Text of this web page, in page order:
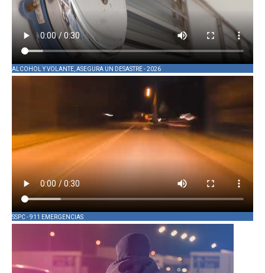
ALCOHOL Y VOLANTE, ASEGURA UN DESASTRE - 2026
SSPC - 911 EMERGENCIAS